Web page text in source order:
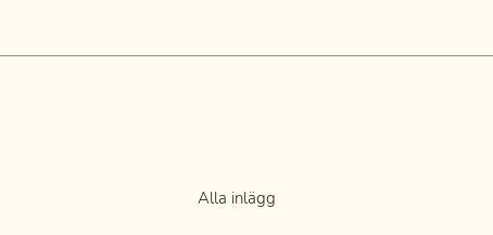
Alla inlägg